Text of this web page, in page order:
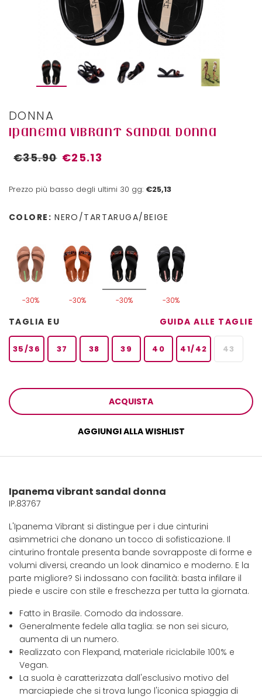
DONNA
IPANEMA VIBRANT SANDAL DONNA
€35.90 €25.13
Prezzo più basso degli ultimi 30 gg: €25,13
COLORE: NERO/TARTARUGA/BEIGE
-30% -30% -30% -30%
TAGLIA EU GUIDA ALLE TAGLIE
35/36 37 38 39 40 41/42 43
ACQUISTA
AGGIUNGI ALLA WISHLIST
Ipanema vibrant sandal donna
IP.83767
L'Ipanema Vibrant si distingue per i due cinturini
asimmetrici che donano un tocco di sofisticazione. Il
cinturino frontale presenta bande sovrapposte di forme e
volumi diversi, creando un look dinamico e moderno. E la
parte migliore? Si indossano con facilità: basta infilare il
piede e uscire con stile e freschezza per tutta la giornata.
Fatto in Brasile. Comodo da indossare.
Generalmente fedele alla taglia: se non sei sicuro,
aumenta di un numero.
Realizzato con Flexpand, materiale riciclabile 100% e
Vegan.
La suola è caratterizzata dall'esclusivo motivo del
marciapiede che si trova lungo l'iconica spiaggia di